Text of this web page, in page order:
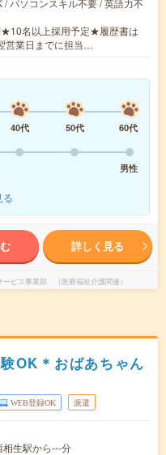
パソコンスキル不要 / 英語力不
名以上採用予定★履歴書は
営業日までに担当…
40代 50代
60代
男性
る
詳しく見る
ビス事業部 （医療福祉介護関連）
OK＊おばあちゃん
WEB登録OK 派遣
生駅から---分